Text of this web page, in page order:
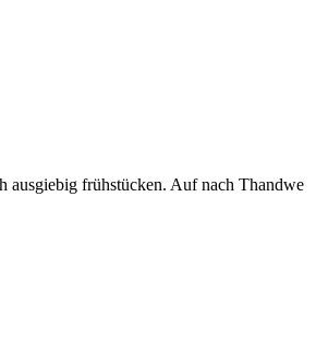
frühstücken. Auf nach Thandwe